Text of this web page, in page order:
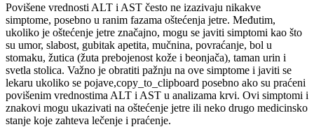
Povišene vrednosti ALT i AST često ne izazivaju nikakve
simptome, posebno u ranim fazama oštećenja jetre. Međutim,
ukoliko je oštećenje jetre značajno, mogu se javiti simptomi kao što
su umor, slabost, gubitak apetita, mučnina, povraćanje, bol u
stomaku, žutica (žuta prebojenost kože i beonjača), taman urin i
svetla stolica. Važno je obratiti pažnju na ove simptome i javiti se
lekaru ukoliko se pojave,copy_to_clipboard posebno ako su praćeni
povišenim vrednostima ALT i AST u analizama krvi. Ovi simptomi i
znakovi mogu ukazivati na oštećenje jetre ili neko drugo medicinsko
stanje koje zahteva lečenje i praćenje.